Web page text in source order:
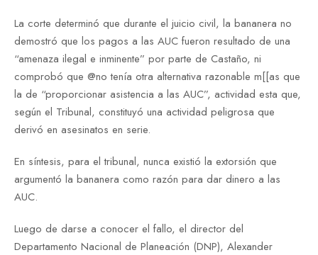
La corte determinó que durante el juicio civil, la bananera no
demostró que los pagos a las AUC fueron resultado de una
“amenaza ilegal e inminente” por parte de Castaño, ni
comprobó que @no tenía otra alternativa razonable m[[as que
la de “proporcionar asistencia a las AUC”, actividad esta que,
según el Tribunal, constituyó una actividad peligrosa que
derivó en asesinatos en serie.
En síntesis, para el tribunal, nunca existió la extorsión que
argumentó la bananera como razón para dar dinero a las
AUC.
Luego de darse a conocer el fallo, el director del
Departamento Nacional de Planeación (DNP), Alexander